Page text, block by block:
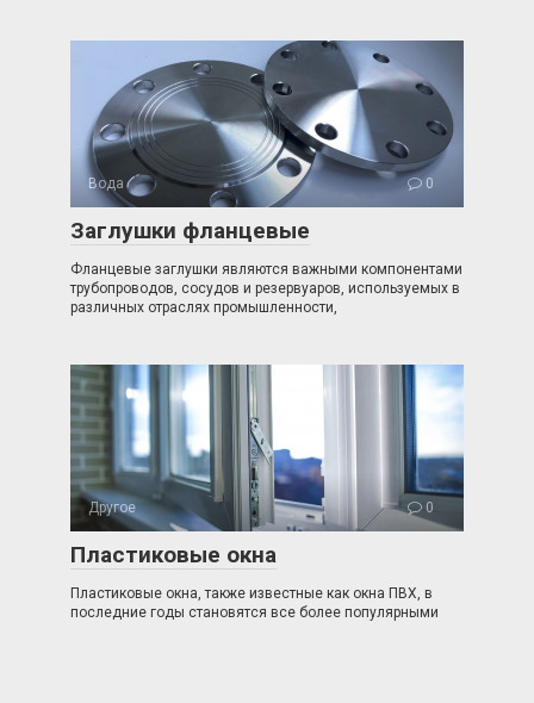
Вода 0
Заглушки фланцевые
Фланцевые заглушки являются важными компонентами
трубопроводов, сосудов и резервуаров, используемых в
различных отраслях промышленности,
Другое 0
Пластиковые окна
Пластиковые окна, также известные как окна ПВХ, в
последние годы становятся все более популярными